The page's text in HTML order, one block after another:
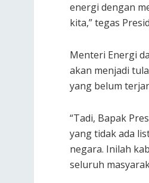
energi dengan
kita,” tegas
Menteri Energi
akan menjadi
yang belum
“Tadi, Bapak
yang tidak ada
negara. Inilah
seluruh